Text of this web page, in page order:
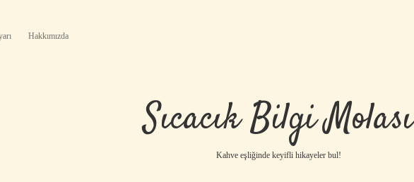
Hakkımızda
Sıcacık Bilgi Molası
Kahve eşliğinde keyifli hikayeler bul!